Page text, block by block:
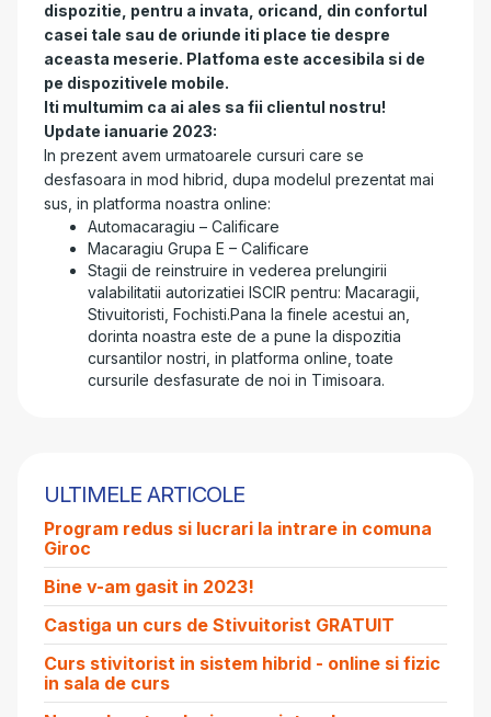
dispozitie, pentru a invata, oricand, din confortul
casei tale sau de oriunde iti place tie despre
aceasta meserie. Platfoma este accesibila si de
pe dispozitivele mobile.
Iti multumim ca ai ales sa fii clientul nostru!
Update ianuarie 2023:
In prezent avem urmatoarele cursuri care se
desfasoara in mod hibrid, dupa modelul prezentat mai
sus, in platforma noastra online:
Automacaragiu – Calificare
Macaragiu Grupa E – Calificare
Stagii de reinstruire in vederea prelungirii
valabilitatii autorizatiei ISCIR pentru: Macaragii,
Stivuitoristi, Fochisti.Pana la finele acestui an,
dorinta noastra este de a pune la dispozitia
cursantilor nostri, in platforma online, toate
cursurile desfasurate de noi in Timisoara.
ULTIMELE ARTICOLE
Program redus si lucrari la intrare in comuna
Giroc
Bine v-am gasit in 2023!
Castiga un curs de Stivuitorist GRATUIT
Curs stivitorist in sistem hibrid - online si fizic
in sala de curs